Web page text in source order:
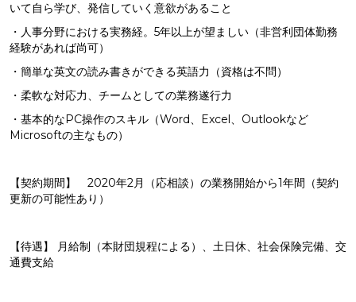
いて自ら学び、発信していく意欲があること
・人事分野における実務経。5年以上が望ましい（非営利団体勤務
経験があれば尚可）
・簡単な英文の読み書きができる英語力（資格は不問）
・柔軟な対応力、チームとしての業務遂行力
・基本的なPC操作のスキル（Word、Excel、Outlookなど
Microsoftの主なもの）
【契約期間】 2020年2月（応相談）の業務開始から1年間（契約
更新の可能性あり）
【待遇】 月給制（本財団規程による）、土日休、社会保険完備、交
通費支給